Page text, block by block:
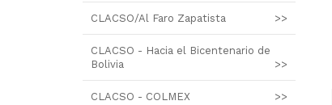
CLACSO/Al Faro Zapatista >>
CLACSO - Hacia el Bicentenario de
Bolivia
>>
CLACSO - COLMEX >>